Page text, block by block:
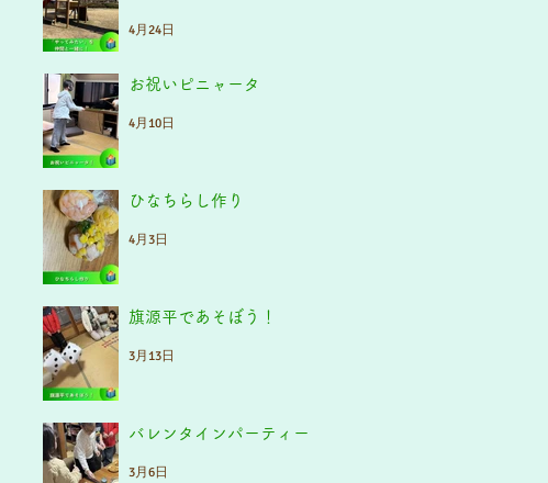
4月24日
お祝いピニャータ
4月10日
ひなちらし作り
4月3日
旗源平であそぼう！
3月13日
バレンタインパーティー
3月6日